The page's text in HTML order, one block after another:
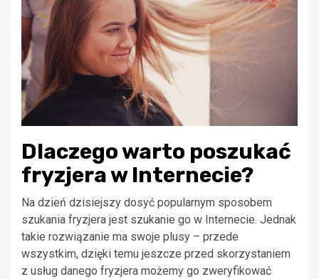
Dlaczego warto poszukać
fryzjera w Internecie?
Na dzień dzisiejszy dosyć popularnym sposobem
szukania fryzjera jest szukanie go w Internecie. Jednak
takie rozwiązanie ma swoje plusy – przede
wszystkim, dzięki temu jeszcze przed skorzystaniem
z usług danego fryzjera możemy go zweryfikować